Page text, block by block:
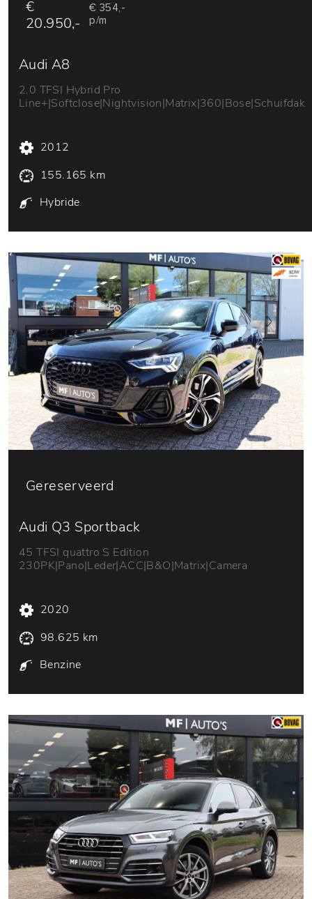
€
20.950,-
€ 354,-
p/m
Audi A8
2.0 TFSI Hybrid Pro
Line+|Softclose|Nightvision|Matrix|360|Bose|Schuifdak
2012
155.165 km
Hybride
Gereserveerd
Audi Q3 Sportback
45 TFSI quattro S Edition
230PK|Pano|Leder|ACC|B&O|Matrix|Camera
2020
98.625 km
Benzine